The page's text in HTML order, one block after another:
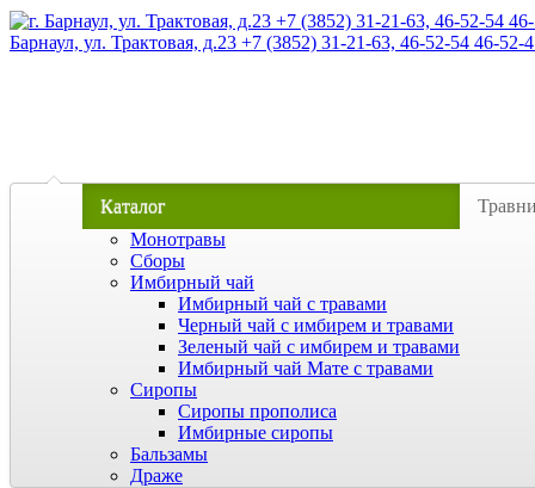
Барнаул, ул. Трактовая, д.23 +7 (3852) 31-21-63, 46-52-54 46-52-
Каталог
Монотравы
Сборы
Имбирный чай
Имбирный чай с травами
Черный чай с имбирем и травами
Зеленый чай с имбирем и травами
Имбирный чай Мате с травами
Сиропы
Сиропы прополиса
Имбирные сиропы
Бальзамы
Драже